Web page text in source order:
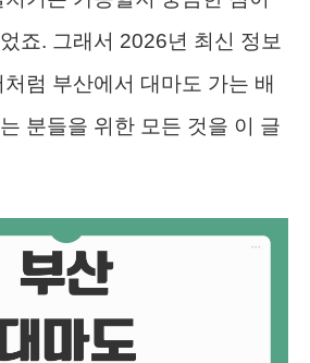
죠. 그래서 2026년 최신 정보
럼 부산에서 대마도 가는 배
분들을 위한 모든 것을 이 글